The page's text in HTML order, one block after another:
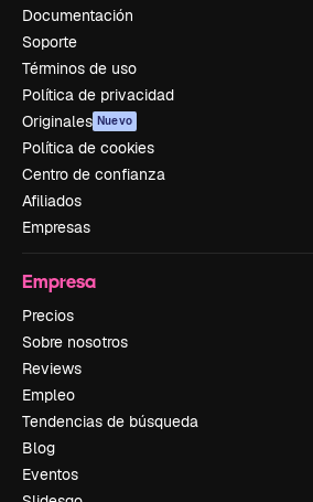
Documentación
Soporte
Términos de uso
Política de privacidad
Originales Nuevo
Política de cookies
Centro de confianza
Afiliados
Empresas
Empresa
Precios
Sobre nosotros
Reviews
Empleo
Tendencias de búsqueda
Blog
Eventos